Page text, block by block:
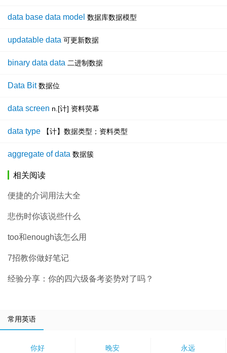
data base data model 数据库数据模型
updatable data 可更新数据
binary data data 二进制数据
Data Bit 数据位
data screen n.[计] 资料荧幕
data type 【计】数据类型；资料类型
aggregate of data 数据簇
相关阅读
便捷的介词用法大全
悲伤时你该说些什么
too和enough该怎么用
7招教你做好笔记
经验分享：你的四六级备考姿势对了吗？
常用英语
你好 晚安 永远